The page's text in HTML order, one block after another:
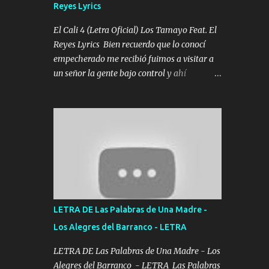
Tomense un buen trago Y así es como
empezamos los versos que voy cantando
(Music) A vido alta y bajas La carreta se
atora Pero nunca le aflojamos Ya me han
pasado cosas Y aunque ustedes no sepan
es...
Reyes Lyrics
El Cali 4 (Letra Oficial) Los Tamayo Feat. El
Reyes Lyrics Bien recuerdo que lo conocí
empecherado me recibió fuimos a visitar a
un señor la gente bajo control y ahí
reglas no secuestr0 no r0bar De La C giró la
orden nos comanda el doble P bien firmes
con Alto PRIETO y la camisa es color Verde y
peleam0s la Bandera por todita a la ciudad
con los drones patrullando la Frontera De
blancas ya hace falta mi APA FLACO verde
se le extraña pa que sepan Aquí Pura GENTE
DE LA RANA 🐸 POR CLAVE ES EL CALI 4
LETRA DE Las Palabras de Una Madre -
Los Alegres del Barranco - LETRA
LETRA DE Las Palabras de Una Madre - Los
Alegres del Barranco - LETRA Las Palabras